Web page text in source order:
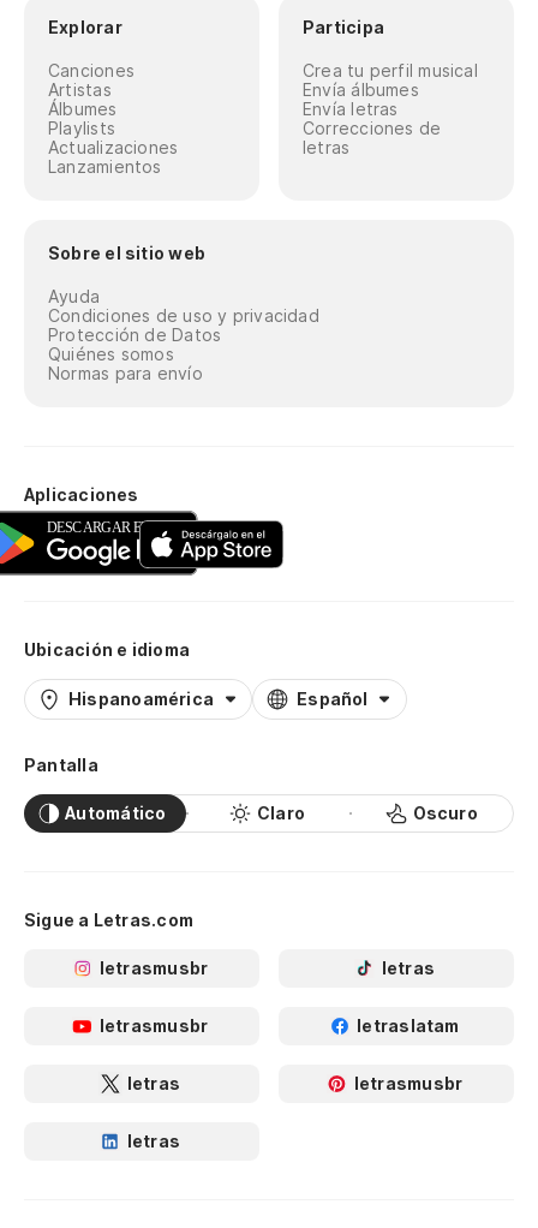
Explorar
Canciones
Artistas
Álbumes
Playlists
Actualizaciones
Lanzamientos
Participa
Crea tu perfil musical
Envía álbumes
Envía letras
Correcciones de
letras
Sobre el sitio web
Ayuda
Condiciones de uso y privacidad
Protección de Datos
Quiénes somos
Normas para envío
Aplicaciones
Ubicación e idioma
Hispanoamérica Español
Pantalla
Automático Claro Oscuro
Sigue a Letras.com
letrasmusbr letras
letrasmusbr letraslatam
letras letrasmusbr
letras